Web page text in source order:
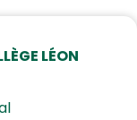
LÉON